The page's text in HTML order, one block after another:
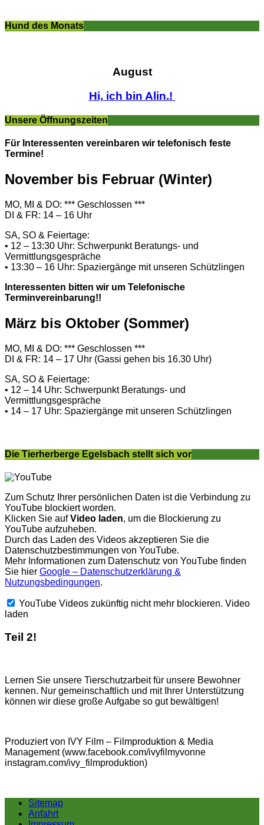
Hund des Monats
August
Hi, ich bin Alin.!
Unsere Öffnungszeiten
Für Interessenten vereinbaren wir telefonisch feste
Termine!
November bis Februar (Winter)
MO, MI & DO: *** Geschlossen ***
DI & FR: 14 – 16 Uhr
SA, SO & Feiertage:
• 12 – 13:30 Uhr: Schwerpunkt Beratungs- und
Vermittlungsgespräche
• 13:30 – 16 Uhr: Spaziergänge mit unseren Schützlingen
Interessenten bitten wir um Telefonische
Terminvereinbarung!!
März bis Oktober (Sommer)
MO, MI & DO: *** Geschlossen ***
DI & FR: 14 – 17 Uhr (Gassi gehen bis 16.30 Uhr)
SA, SO & Feiertage:
• 12 – 14 Uhr: Schwerpunkt Beratungs- und
Vermittlungsgespräche
• 14 – 17 Uhr: Spaziergänge mit unseren Schützlingen
Die Tierherberge Egelsbach stellt sich vor
Zum Schutz Ihrer persönlichen Daten ist die Verbindung zu
YouTube blockiert worden.
Klicken Sie aufVideo laden, um die Blockierung zu
YouTube aufzuheben.
Durch das Laden des Videos akzeptieren Sie die
Datenschutzbestimmungen von YouTube.
Mehr Informationen zum Datenschutz von YouTube finden
Sie hier Google – Datenschutzerklärung &
Nutzungsbedingungen.
YouTube Videos zukünftig nicht mehr blockieren. Video
laden
Teil 2!
Lernen Sie unsere Tierschutzarbeit für unsere Bewohner
kennen. Nur gemeinschaftlich und mit Ihrer Unterstützung
können wir diese große Aufgabe so gut bewältigen!
Produziert von IVY Film – Filmproduktion & Media
Management (www.facebook.com/ivyfilmyvonne
instagram.com/ivy_filmproduktion)
Sitemap
Anfahrt